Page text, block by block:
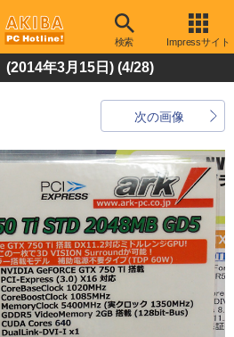
検索 Impressサイト
年3月15日) (4/28)
次の画像